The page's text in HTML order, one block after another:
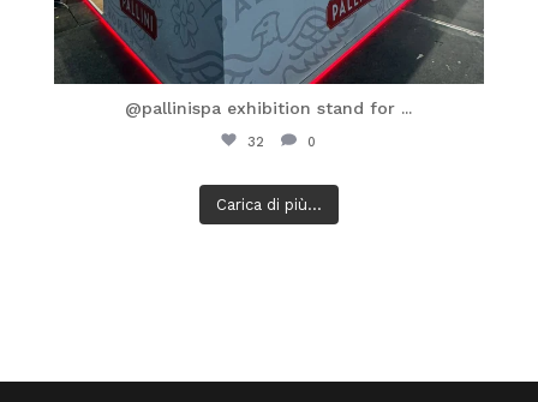
@pallinispa exhibition stand for ...
32 0
Carica di più...